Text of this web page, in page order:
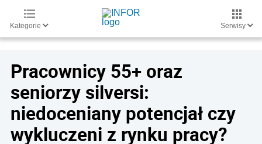
Kategorie Serwisy
Pracownicy 55+ oraz
seniorzy silversi:
niedoceniany potencjał czy
wykluczeni z rynku pracy?